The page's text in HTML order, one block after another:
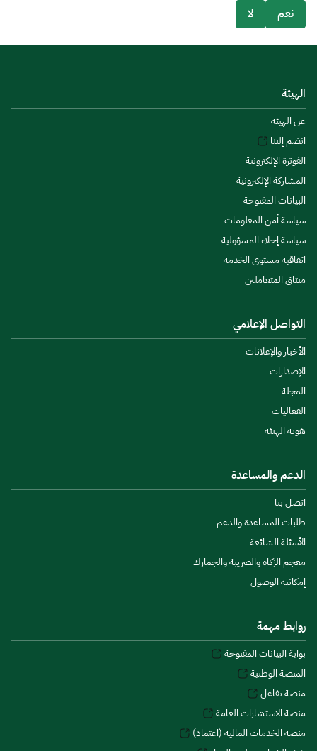
نعم
لا
الهيئة
عن الهيئة
انضم إلينا
الفوترة الإلكترونية
المشاركة الإلكترونية
البيانات المفتوحة
سياسة أمن المعلومات
سياسة إخلاء المسؤولية
اتفاقية مستوى الخدمة
ميثاق المتعاملين
التواصل الإعلامي
الأخبار والإعلانات
الإصدارات
المجلة
الفعاليات
هوية الهيئة
الدعم والمساعدة
اتصل بنا
طلبات المساعدة والدعم
الأسئلة الشائعة
معجم الزكاة والضريبة والجمارك
إمكانية الوصول
روابط مهمة
بوابة البيانات المفتوحة
المنصة الوطنية
منصة تفاعل
منصة الاستشارات العامة
منصة الخدمات المالية (اعتماد)